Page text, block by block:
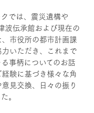
では、震災遺構や
波伝承館および現在の
市役所の都市計画課
いただき、これまで
事柄についてのお話
験に基づき様々な角
見交換、日々の振り
。